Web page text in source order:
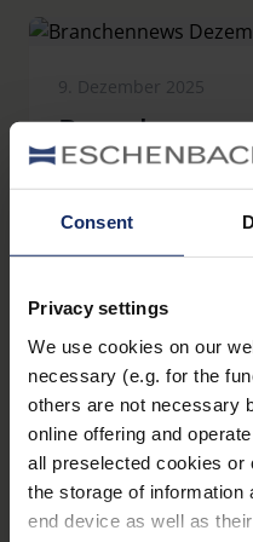
Consent
Privacy settings
We use cookies on our
necessary (e.g. for the
others are not necessary
online offering and
all preselected cookies
the storage of information
end device as well as
berichtet, zählte die
Messeständen auch an
Next Generation Hub
und der Opti Design-
9. Dezember 2025
Eine US-Studie mit
Schlafstörungen und
Glaukomrisiko. Sowohl
oder lange
Verbindung. Wiedoz-
litten auch Menschen
Tagesmüdigkeit
Gesichtsfeldausfällen
11. November 2025
Weltweit sind Millionen
Hornhautschäden
Gewebespenden ist
Verfügbarkeit.